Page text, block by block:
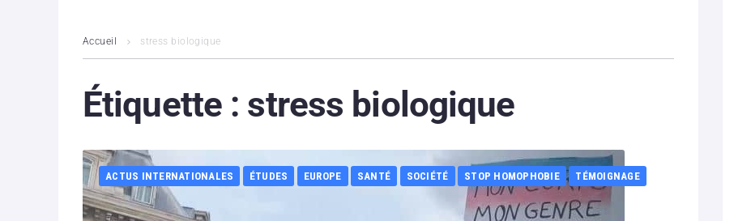
Accueil stress biologique
Étiquette : stress biologique
ACTUS INTERNATIONALES ÉTUDES EUROPE SANTÉ SOCIÉTÉ STOP HOMOPHOBIE TÉMOIGNAGE